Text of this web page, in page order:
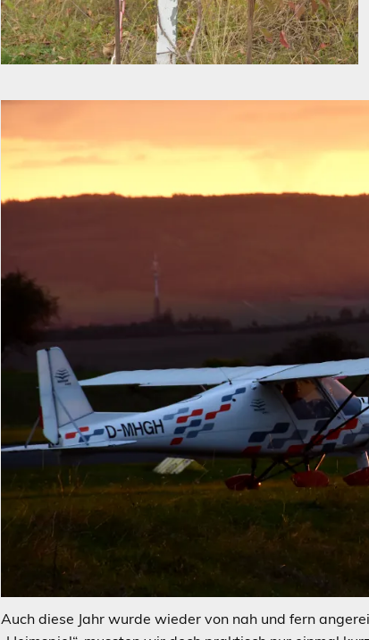
Auch diese Jahr wurde wieder von nah und fern